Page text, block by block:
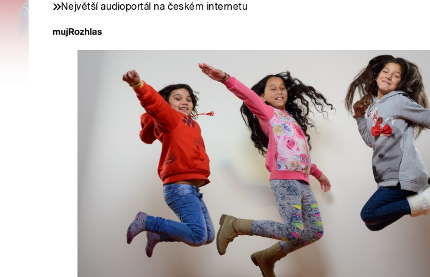
Největší audioportál na českém internetu